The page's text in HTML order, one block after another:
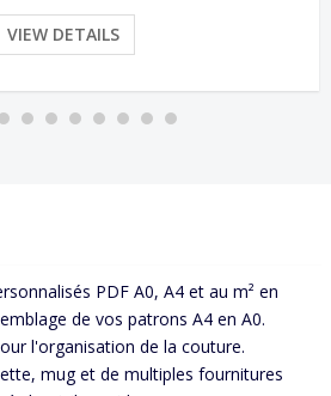
VIEW DETAILS
PDF A0, A4 et au m² en
de vos patrons A4 en A0.
l'organisation de la couture.
mug et de multiples fournitures